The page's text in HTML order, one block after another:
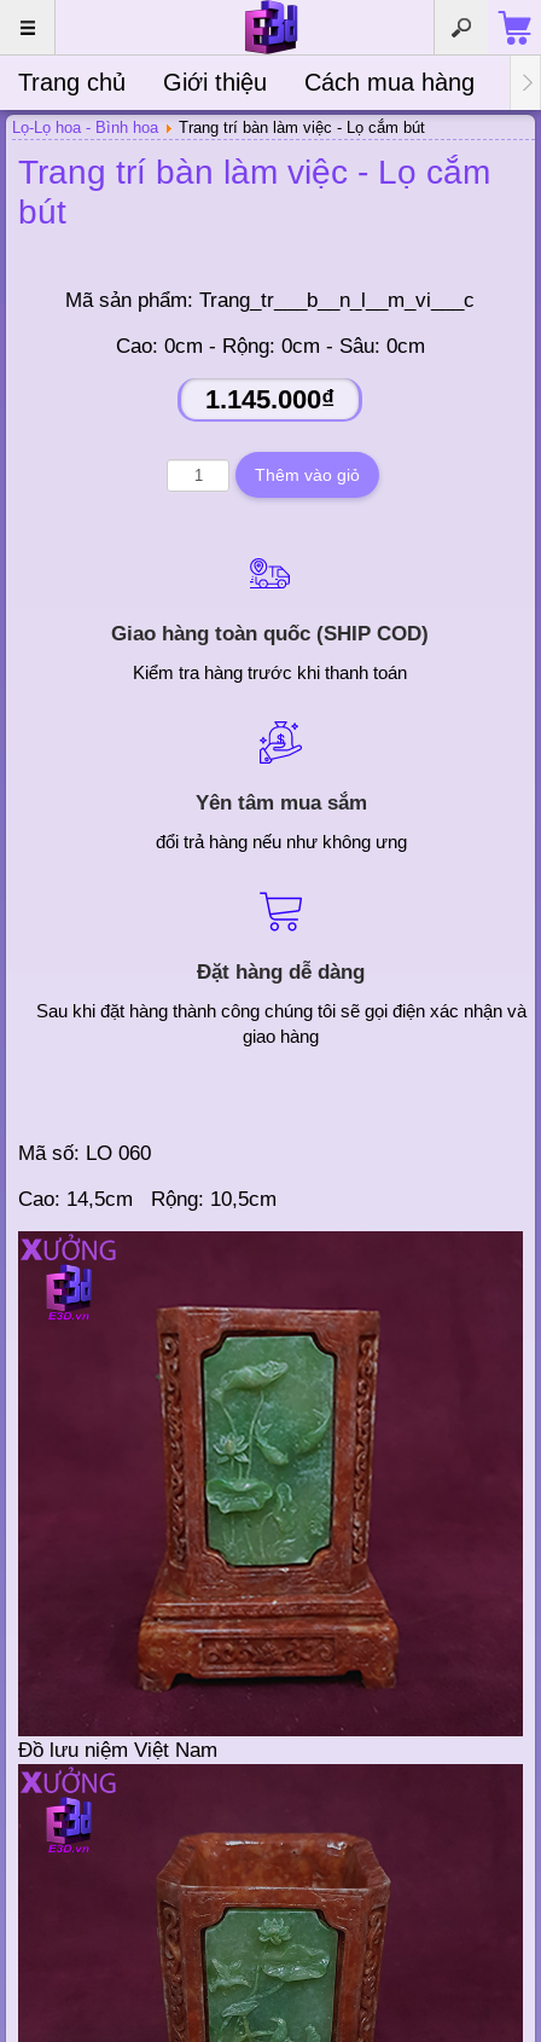
Trang chủ Giới thiệu Cách mua hàng
Lọ-Lọ hoa - Bình hoa Trang trí bàn làm việc - Lọ cắm bút
Trang trí bàn làm việc - Lọ cắm
bút
Mã sản phẩm: Trang_tr___b__n_l__m_vi___c
Cao: 0cm - Rộng: 0cm - Sâu: 0cm
1.145.000₫
Giao hàng toàn quốc (SHIP COD)
Kiểm tra hàng trước khi thanh toán
Yên tâm mua sắm
đổi trả hàng nếu như không ưng
Đặt hàng dễ dàng
Sau khi đặt hàng thành công chúng tôi sẽ gọi điện xác nhận và
giao hàng
Mã số: LO 060
Cao: 14,5cm Rộng: 10,5cm
Đồ lưu niệm Việt Nam